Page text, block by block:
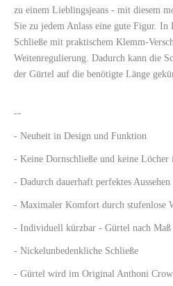
zu einem Lieblingsjeans - mit diesem
Sie zu jedem Anlass eine gute Figur.
Schließe mit praktischem Klemm-
Weitenregulierung. Dadurch kann die
der Gürtel auf die benötigte Länge
--
- Neuheit in Design und Funktion
- Keine Dornschließe und keine Löcher
- Dadurch dauerhaft perfektes Aussehen
- Maximaler Komfort durch stufenlose
- Individuell kürzbar - Gürtel nach Maß
- Nickelunbedenkliche Schließe
- Gürtel wird im Original Anthoni